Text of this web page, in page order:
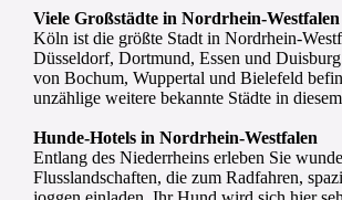
Viele Großstädte in Nordrhein-Westfalen
Köln ist die größte Stadt in Nordrhein-
Düsseldorf, Dortmund, Essen und
von Bochum, Wuppertal und Bielefeld
unzählige weitere bekannte Städte in
Hunde-Hotels in Nordrhein-Westfalen
Entlang des Niederrheins erleben Sie
Flusslandschaften, die zum Radfahren,